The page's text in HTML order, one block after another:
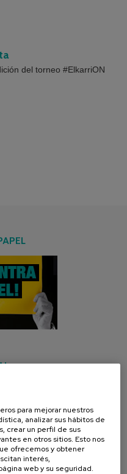
del torneo #ElkarriON
para mejorar nuestros
analizar sus hábitos de
crear un perfil de sus
en otros sitios. Esto nos
ofrecemos y obtener
interés,
web y su seguridad.